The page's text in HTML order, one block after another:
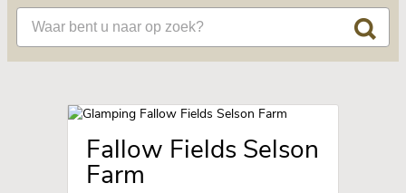
Fallow Fields Selson
Farm